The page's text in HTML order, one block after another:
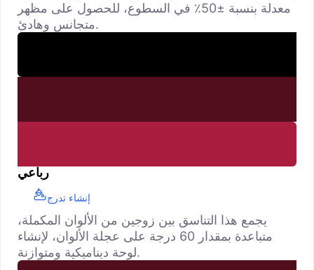
معدلة بنسبة ±50٪ في السطوع، للحصول على مظهر
متجانس وهادئ.
رباعي
إنشاء تدرج
يجمع هذا التناسق بين زوجين من الألوان المكملة،
متباعدة بمقدار 60 درجة على عجلة الألوان، لإنشاء
لوحة ديناميكية ومتوازنة.